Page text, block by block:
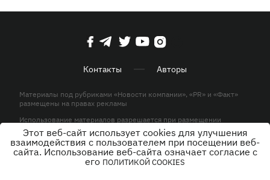
Контакты Авторы
Материалы под рубриками «Новости компании», «PR» и «Факт»
размещены на правах рекламы
Использование материалов разрешается при размещении
активной гиперссылки на KP.UA в первом абзаце.
© ООО «ЮЛАВ МЕДИА»,2026. Все права защищены.
Этот веб-сайт использует cookies для улучшения
взаимодействия с пользователем при посещении веб-
сайта. Использование веб-сайта означает согласие с
его ПОЛИТИКОЙ COOKIES